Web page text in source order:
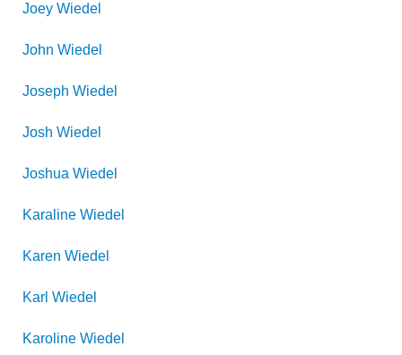
Joey Wiedel
John Wiedel
Joseph Wiedel
Josh Wiedel
Joshua Wiedel
Karaline Wiedel
Karen Wiedel
Karl Wiedel
Karoline Wiedel